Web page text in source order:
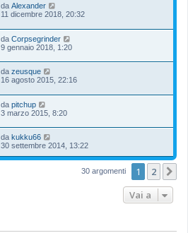
da Alexander
11 dicembre 2018, 20:32
da Corpsegrinder
9 gennaio 2018, 1:20
da zeusque
16 agosto 2015, 22:16
da pitchup
3 marzo 2015, 8:20
da kukku66
30 settembre 2014, 13:22
30 argomenti 1 2
Vai a